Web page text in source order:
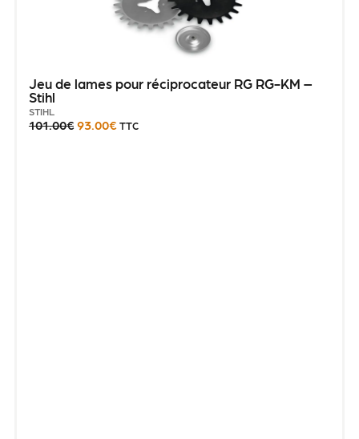
Jeu de lames pour réciprocateur RG RG-KM –
Stihl
STIHL
101.00€ 93.00€ TTC